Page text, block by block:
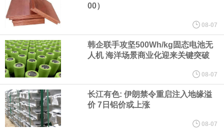
美国总统特朗普6日否认他对国防部长赫格塞思不满，称对赫格塞思
所做的工作“非常满意”。特朗普在社交媒体上发帖称，一些媒体有关
他与赫格塞思就弹药短缺问题发生冲突的报道是“完全没有根据的谣
言”，他对赫格塞思所做的工作“非常满意”。
纽约期银突破64美元/盎司，日内涨3.91%。
00）
08-07
韩企联手攻坚500Wh/kg固态电池无
人机 海洋场景商业化迎来关键突破
08-07
长江有色: 伊朗禁令重启注入地缘溢
价 7日铝价或上涨
08-07